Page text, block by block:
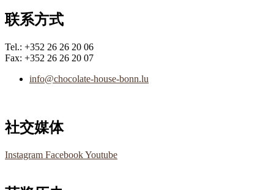
联系方式
Tel.: +352 26 26 20 06
Fax: +352 26 26 20 07
info@chocolate-house-bonn.lu
社交媒体
Instagram FacebookYoutube